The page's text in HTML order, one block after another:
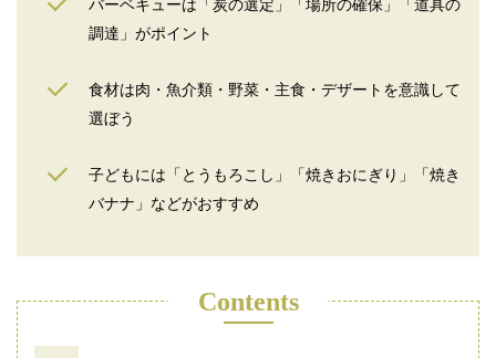
バーベキューは「炭の選定」「場所の確保」「道具の
調達」がポイント
食材は肉・魚介類・野菜・主食・デザートを意識して
選ぼう
子どもには「とうもろこし」「焼きおにぎり」「焼き
バナナ」などがおすすめ
Contents